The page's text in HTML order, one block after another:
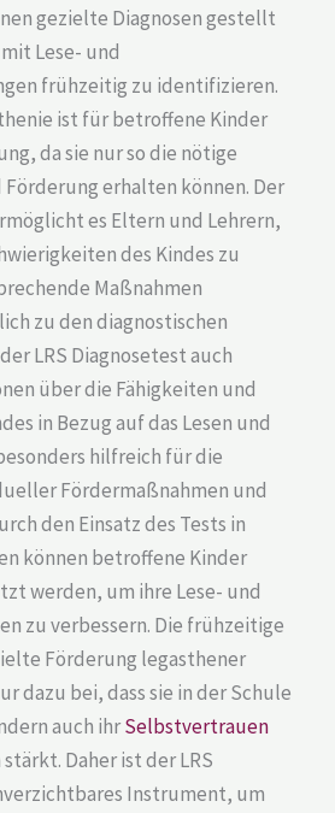
gezielte Diagnosen gestellt
Lese- und
frühzeitig zu identifizieren.
ist für betroffene Kinder
da sie nur so die nötige
erhalten können. Der
es Eltern und Lehrern,
des Kindes zu
Maßnahmen
zu den diagnostischen
LRS Diagnosetest auch
über die Fähigkeiten und
in Bezug auf das Lesen und
hilfreich für die
Fördermaßnahmen und
den Einsatz des Tests in
können betroffene Kinder
werden, um ihre Lese- und
zu verbessern. Die frühzeitige
Förderung legasthener
dazu bei, dass sie in der Schule
auch ihrSelbstvertrauen
Daher ist der LRS
Instrument, um